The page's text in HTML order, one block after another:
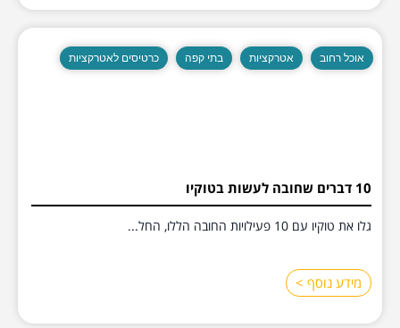
אוכל רחוב אטרקציות בתי קפה כרטיסים לאטרקציות
10 דברים שחובה לעשות בטוקיו
גלו את טוקיו עם 10 פעילויות החובה הללו, החל...
מידע נוסף >